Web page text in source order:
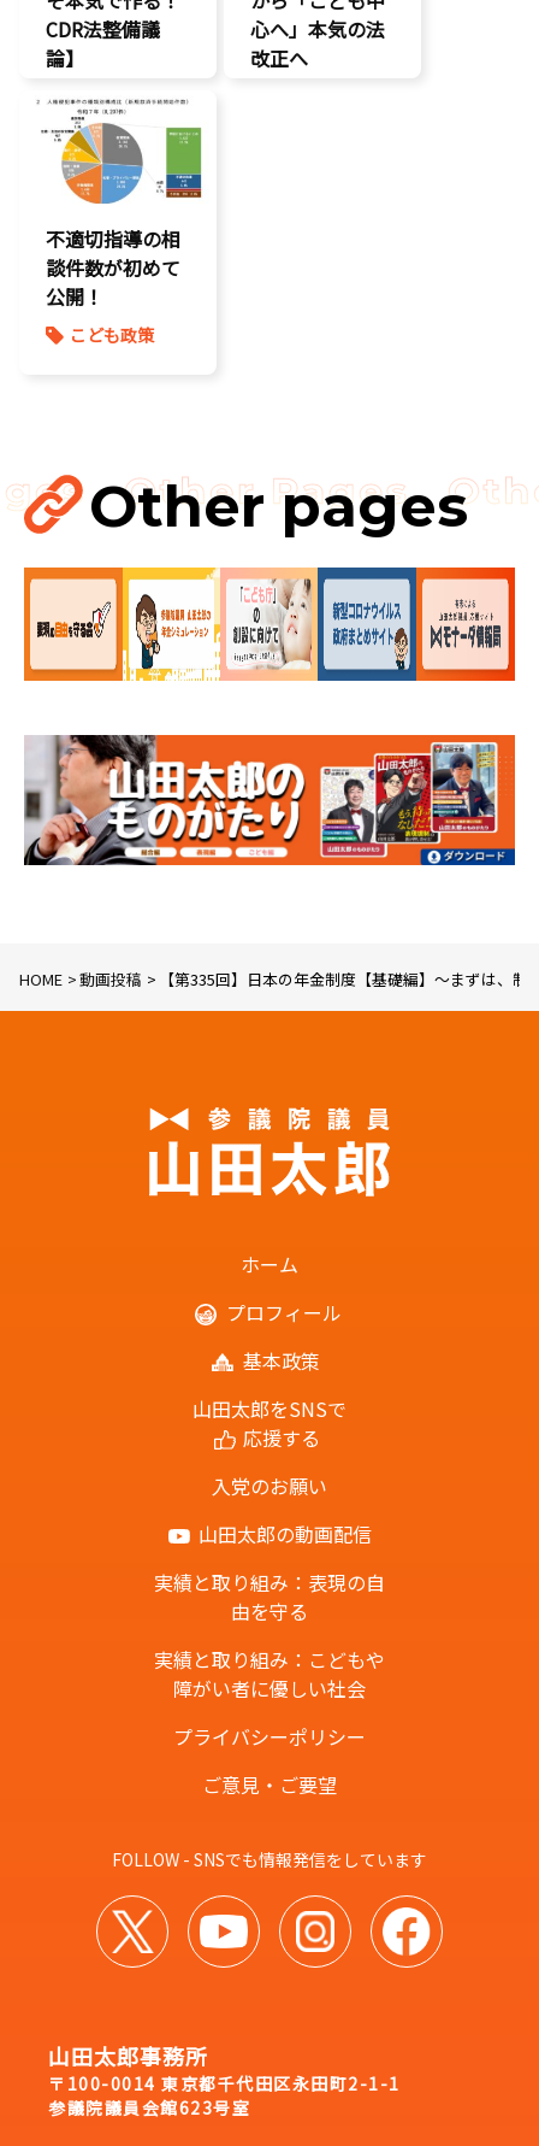
CDR法整備議
論】
こどもDX
こどもの権利
こども政策
命を守る
将来不安
心へ」本気の法
改正へ
不適切指導の相
談件数が初めて
公開！
こども政策
Other pages
HOME 動画投稿 【第335回】日本の年金制度【基礎編】〜まずは、
ホーム
プロフィール
基本政策
山田太郎をSNSで
応援する
入党のお願い
山田太郎の動画配信
実績と取り組み：表現の自
由を守る
実績と取り組み：こどもや
障がい者に優しい社会
プライバシーポリシー
ご意見・ご要望
FOLLOW - SNSでも情報発信をしています
山田太郎事務所
〒100-0014 東京都千代田区永田町2-1-1
参議院議員会館623号室